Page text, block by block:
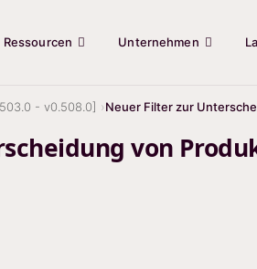
Ressourcen Unternehmen
- v0.508.0] Neuer Filter zur
von